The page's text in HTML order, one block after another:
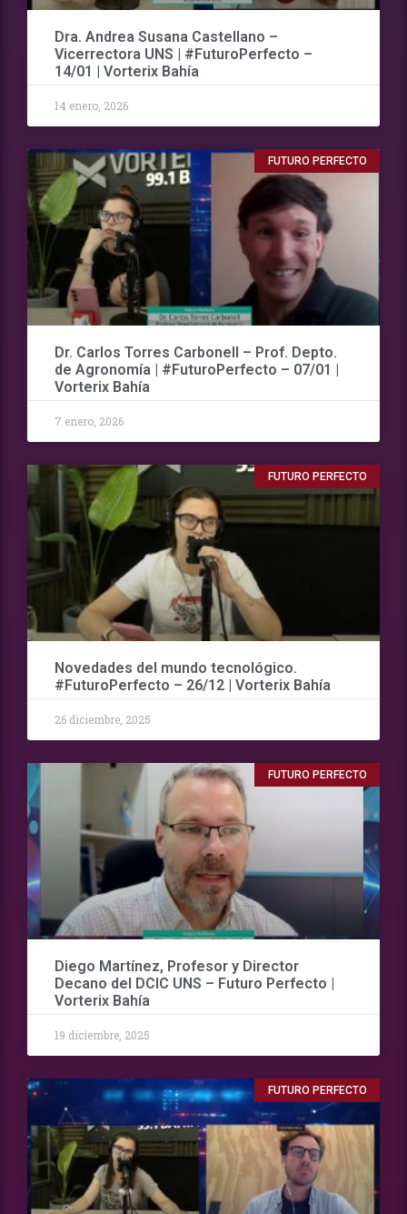
Dra. Andrea Susana Castellano –
Vicerrectora UNS | #FuturoPerfecto –
14/01 | Vorterix Bahía
14 enero, 2026
FUTURO PERFECTO
Dr. Carlos Torres Carbonell – Prof. Depto.
de Agronomía | #FuturoPerfecto – 07/01 |
Vorterix Bahía
7 enero, 2026
FUTURO PERFECTO
Novedades del mundo tecnológico.
#FuturoPerfecto – 26/12 | Vorterix Bahía
26 diciembre, 2025
FUTURO PERFECTO
Diego Martínez, Profesor y Director
Decano del DCIC UNS – Futuro Perfecto |
Vorterix Bahía
19 diciembre, 2025
FUTURO PERFECTO